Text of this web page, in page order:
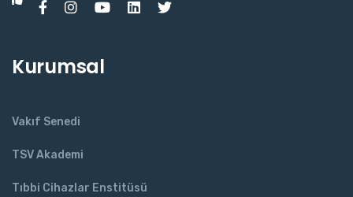
Kurumsal
Vakıf Senedi
TSV Akademi
Tıbbi Cihazlar Enstitüsü